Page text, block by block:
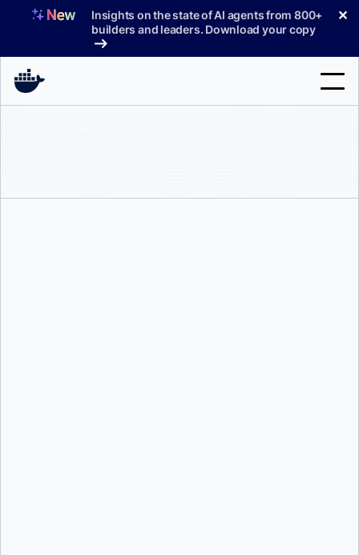
へ
Insights on the state of AI agents from 800+
builders and leaders. Download your copy
✕
サポート